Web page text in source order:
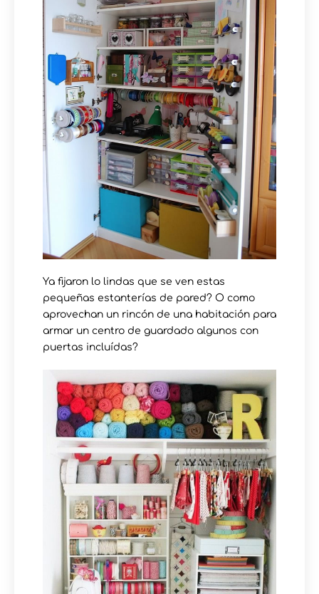
Ya fijaron lo lindas que se ven estas
pequeñas estanterías de pared? O como
aprovechan un rincón de una habitación para
armar un centro de guardado algunos con
puertas incluídas?